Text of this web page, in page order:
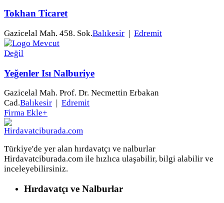
Tokhan Ticaret
Gazicelal Mah. 458. Sok.Balıkesir | Edremit
Yeğenler Isı Nalburiye
Gazicelal Mah. Prof. Dr. Necmettin Erbakan
Cad.Balıkesir
Edremit
Firma Ekle+
Türkiye'de yer alan hırdavatçı ve nalburlar
Hirdavatciburada.com ile hızlıca ulaşabilir, bilgi alabilir ve
inceleyebilirsiniz.
Hırdavatçı ve Nalburlar